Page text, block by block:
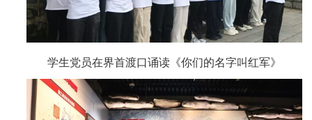
学生党员在界首渡口诵读《你们的名字叫红军》